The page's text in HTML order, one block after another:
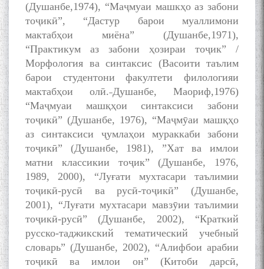
(Душанбе,1974), “Маҷмуаи машкҳо аз забони
тоҷикӣ”, “Дастур барои муаллимони
мактабҳои миёна” (Душанбе,1971),
“Практикум аз забони ҳозираи тоҷик” /
Морфология ва синтаксис (Васоити таълим
барои студентони факултети филологияи
мактабҳои олӣ.˗Душанбе, Маориф,1976)
“Маҷмуаи машқҳои синтаксиси забони
тоҷикӣ” (Душанбе, 1976), “Маҷмӯаи машқҳо
аз синтаксиси ҷумлаҳои мураккаби забони
тоҷикӣ” (Душанбе, 1981), ”Хат ва имлои
матни классикии тоҷик” (Душанбе, 1976,
1989, 2000), “Луғати мухтасари таълимии
тоҷикӣ-русӣ ва русӣ-тоҷикӣ” (Душанбе,
2001), “Луғати мухтасари мавзӯии таълимии
тоҷикӣ-русӣ” (Душанбе, 2002), “Краткий
русско-таджикский тематический учебный
словарь” (Душанбе, 2002), “Алифбои арабии
тоҷикӣ ва имлои он” (Китоби дарсӣ,